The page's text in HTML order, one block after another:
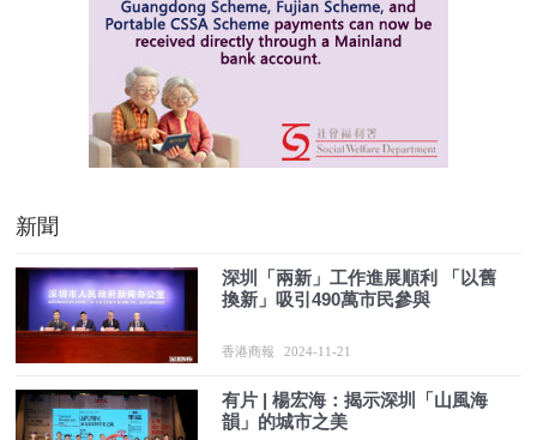
新聞
深圳「兩新」工作進展順利 「以舊
換新」吸引490萬市民參與
香港商報 2024-11-21
有片 | 楊宏海：揭示深圳「山風海
韻」的城市之美